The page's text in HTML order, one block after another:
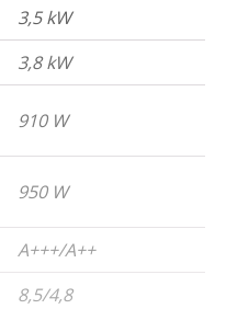
3,5 kW
3,8 kW
910 W
950 W
A+++/A++
8,5/4,8